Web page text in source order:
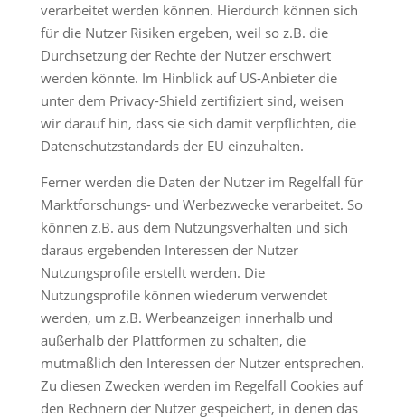
verarbeitet werden können. Hierdurch können sich
für die Nutzer Risiken ergeben, weil so z.B. die
Durchsetzung der Rechte der Nutzer erschwert
werden könnte. Im Hinblick auf US-Anbieter die
unter dem Privacy-Shield zertifiziert sind, weisen
wir darauf hin, dass sie sich damit verpflichten, die
Datenschutzstandards der EU einzuhalten.
Ferner werden die Daten der Nutzer im Regelfall für
Marktforschungs- und Werbezwecke verarbeitet. So
können z.B. aus dem Nutzungsverhalten und sich
daraus ergebenden Interessen der Nutzer
Nutzungsprofile erstellt werden. Die
Nutzungsprofile können wiederum verwendet
werden, um z.B. Werbeanzeigen innerhalb und
außerhalb der Plattformen zu schalten, die
mutmaßlich den Interessen der Nutzer entsprechen.
Zu diesen Zwecken werden im Regelfall Cookies auf
den Rechnern der Nutzer gespeichert, in denen das